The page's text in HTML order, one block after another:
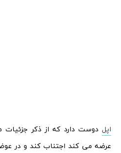
اپل دوست دارد که از ذکر
عرضه می کند اجتناب کند و در